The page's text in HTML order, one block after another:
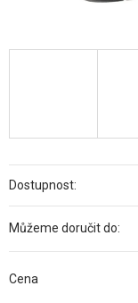
Dostupnost:
Můžeme doručit do:
Cena